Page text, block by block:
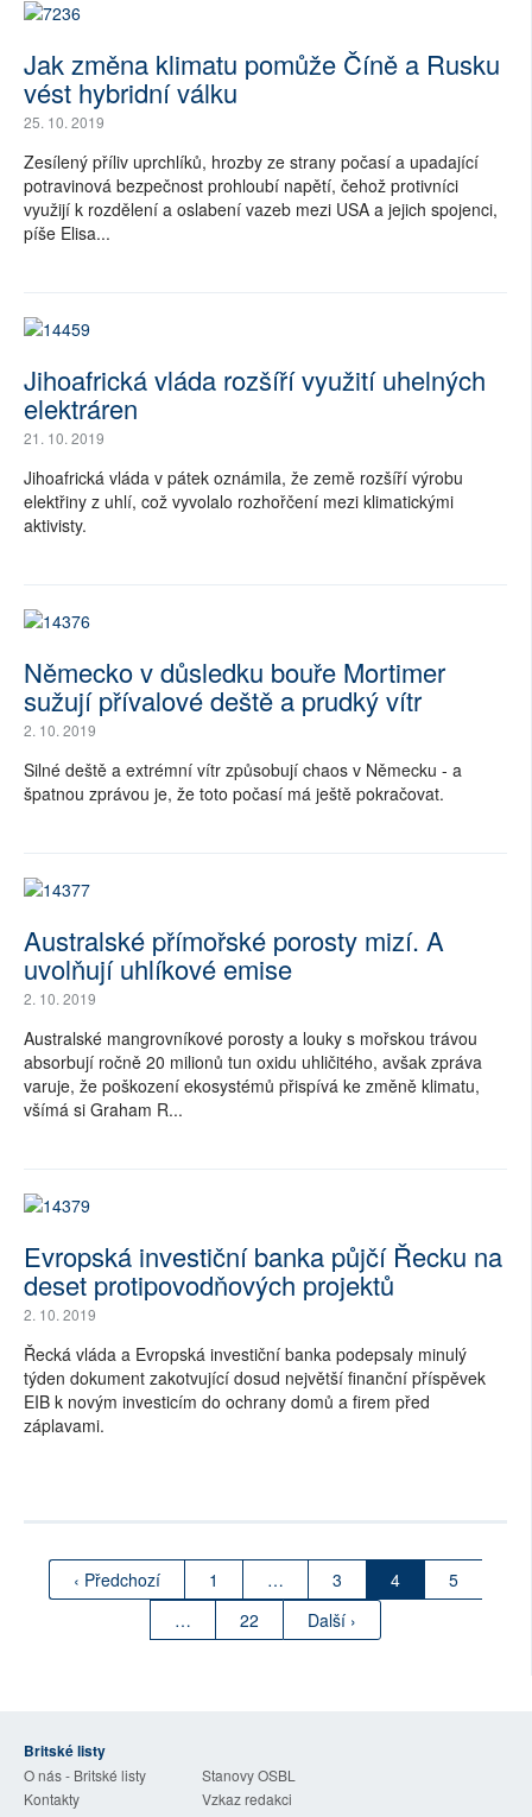
Jak změna klimatu pomůže Číně a Rusku
vést hybridní válku
25. 10. 2019
Zesílený příliv uprchlíků, hrozby ze strany počasí a upadající
potravinová bezpečnost prohloubí napětí, čehož protivníci
využijí k rozdělení a oslabení vazeb mezi USA a jejich spojenci,
píše Elisa...
Jihoafrická vláda rozšíří využití uhelných
elektráren
21. 10. 2019
Jihoafrická vláda v pátek oznámila, že země rozšíří výrobu
elektřiny z uhlí, což vyvolalo rozhořčení mezi klimatickými
aktivisty.
Německo v důsledku bouře Mortimer
sužují přívalové deště a prudký vítr
2. 10. 2019
Silné deště a extrémní vítr způsobují chaos v Německu - a
špatnou zprávou je, že toto počasí má ještě pokračovat.
Australské přímořské porosty mizí. A
uvolňují uhlíkové emise
2. 10. 2019
Australské mangrovníkové porosty a louky s mořskou trávou
absorbují ročně 20 milionů tun oxidu uhličitého, avšak zpráva
varuje, že poškození ekosystémů přispívá ke změně klimatu,
všímá si Graham R...
Evropská investiční banka půjčí Řecku na
deset protipovodňových projektů
2. 10. 2019
Řecká vláda a Evropská investiční banka podepsaly minulý
týden dokument zakotvující dosud největší finanční příspěvek
EIB k novým investicím do ochrany domů a firem před
záplavami.
‹ Předchozí 1 … 3 4
5
…
22 Další ›
Britské listy
O nás - Britské listy
Stanovy OSBL
Kontakty
Vzkaz redakci